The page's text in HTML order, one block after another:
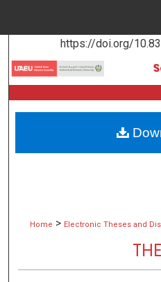
https://doi.org/
Browse
Home > Electronic Theses and